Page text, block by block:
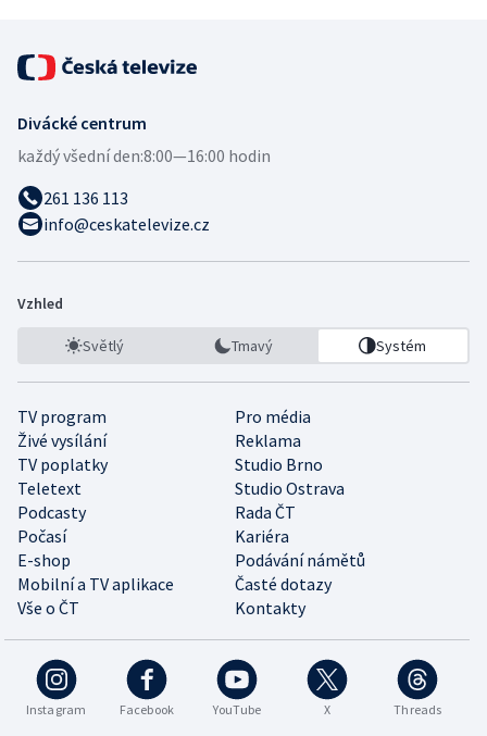
Divácké centrum
každý všední den:8:00—16:00 hodin
261 136 113
info@ceskatelevize.cz
Vzhled
Světlý Tmavý Systém
TV program
Pro média
Živé vysílání
Reklama
TV poplatky
Studio Brno
Teletext
Studio Ostrava
Podcasty
Rada ČT
Počasí
Kariéra
E-shop
Podávání námětů
Mobilní a TV aplikace
Časté dotazy
Vše o ČT
Kontakty
Instagram Facebook YouTube X Threads